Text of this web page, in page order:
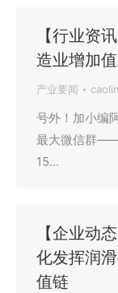
【行业资
造业增加
产业要闻
号外！加小编
最大微信群
15…
【企业动
化发挥润
值链